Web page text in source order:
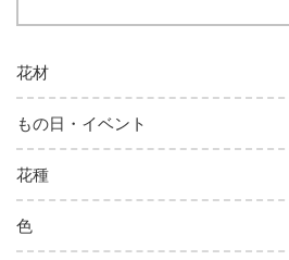
花材
もの日・イベント
花種
色